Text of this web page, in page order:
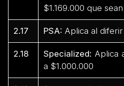
$1.169.000 que
2.17 PSA: Aplica al
2.18 Specialized: Aplica
a $1.000.000